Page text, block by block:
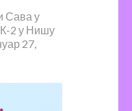
Сава у
2 у Нишу
27,